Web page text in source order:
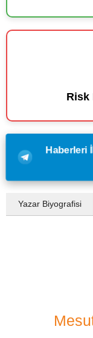
Risk
Haberleri
Yazar Biyografisi